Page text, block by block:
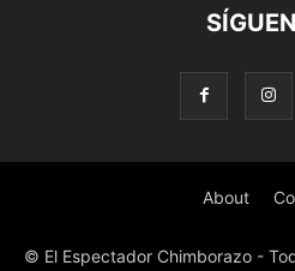
About
© El Espectador Chimborazo -